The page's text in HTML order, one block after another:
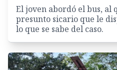
El joven abordó el bus, al
presunto sicario que le
lo que se sabe del caso.